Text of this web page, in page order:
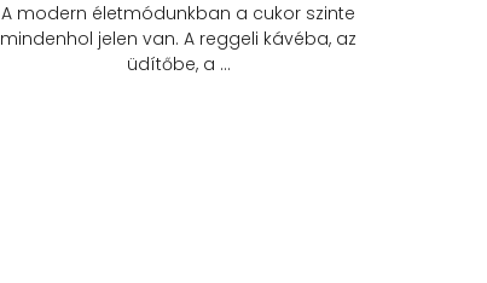
A modern életmódunkban a cukor szinte
mindenhol jelen van. A reggeli kávéba, az
üdítőbe, a …
egészséges életmód
alappillére